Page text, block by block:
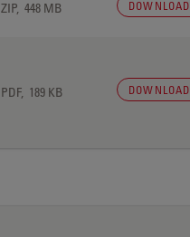
ZIP, 448 MB DOWNLOAD
PDF, 189 KB DOWNLOAD